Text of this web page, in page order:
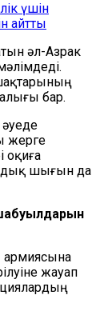
үшін
айтты
әл-Азрак
бар.
жерге
оқиға
шығын да
жауап